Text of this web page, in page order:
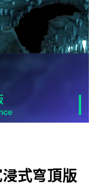
式穹頂版